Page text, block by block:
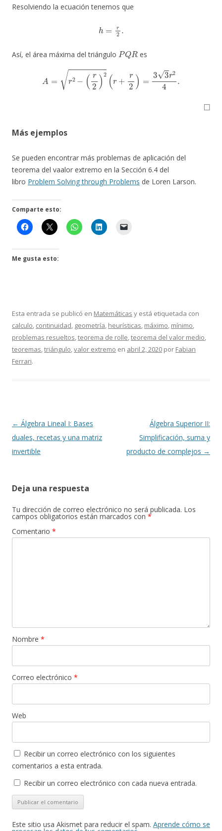
Resolviendo la ecuación tenemos que
h 2.
Así, el área máxima del triángulo
PQR
es
A=r2−(r2)2( 4.
◻
Más ejemplos
Se pueden encontrar más problemas de aplicación del
teorema del vaalor extremo en la Sección 6.4 del
libro Problem Solving through Problems de Loren Larson.
Comparte esto:
Me gusta esto:
Esta entrada se publicó en Matemáticas y está etiquetada con
calculo, continuidad, geometría, heurísticas, máximo, mínimo,
problemas resueltos,teorema de rolle,teorema del valor medio,
teoremas,triángulo,valor extremo en abril 2, 2020 por Fabian
Ferrari.
Navegación
de
entradas
← Álgebra Lineal I: Bases
duales, recetas y una matriz
invertible
Álgebra Superior II:
Simplificación, suma y
producto de complejos →
Deja una respuesta
Tu dirección de correo electrónico no será publicada. Los
campos obligatorios están marcados con *
Comentario *
Nombre *
Correo electrónico *
Web
Recibir un correo electrónico con los siguientes
comentarios a esta entrada.
Recibir un correo electrónico con cada nueva entrada.
Este sitio usa Akismet para reducir el spam. Aprende cómo se